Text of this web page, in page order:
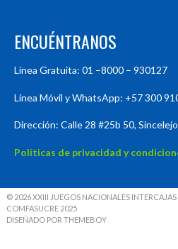
ENCUÉNTRANOS
Línea Gratuita: 01 –8000 – 930127
Línea Móvil y WhatsApp: +57 300
Dirección: Calle 28 #25b 50,
Políticas de privacidad y
© 2026 XXIII JUEGOS NACIONALES
COMFASUCRE 2025
DISEÑADO POR THEMEBOY